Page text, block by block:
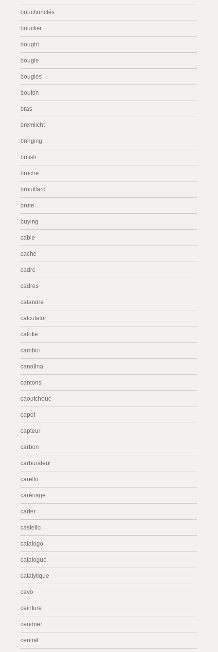
bouchonclés
bouclier
bought
bougie
bougies
bouton
bras
bremlicht
bringing
british
broche
brouillard
brute
buying
cable
cache
cadre
cadres
calandre
calculator
calotte
cambio
canalina
cantons
caoutchouc
capot
capteur
carbon
carburateur
carello
carénage
carter
castello
catalogo
catalogue
catalytique
cavo
ceinture
cendrier
central